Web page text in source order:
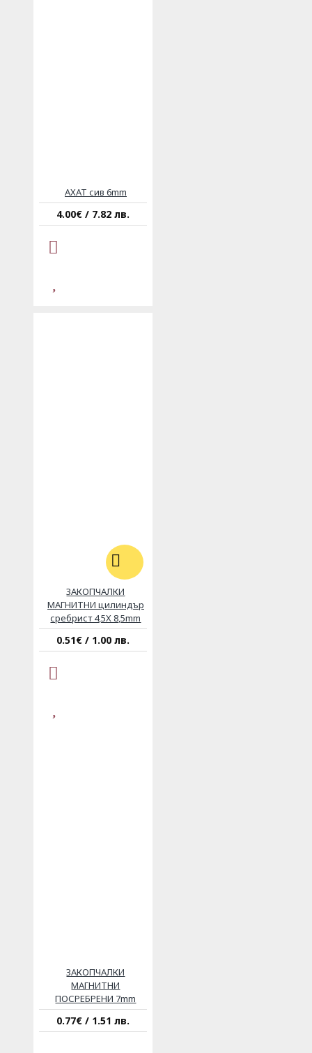
АХАТ сив 6mm
4.00€ / 7.82 лв.
ЗАКОПЧАЛКИ
МАГНИТНИ цилиндър
сребрист 4,5Х 8,5mm
0.51€ / 1.00 лв.
ЗАКОПЧАЛКИ
МАГНИТНИ
ПОСРЕБРЕНИ 7mm
0.77€ / 1.51 лв.